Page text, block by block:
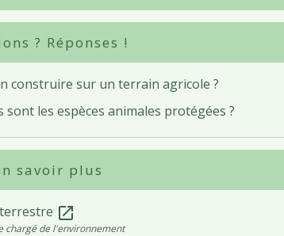
? Réponses !
construire sur un terrain agricole ?
sont les espèces animales protégées ?
savoir plus
open_in_new
chargé de l'environnement